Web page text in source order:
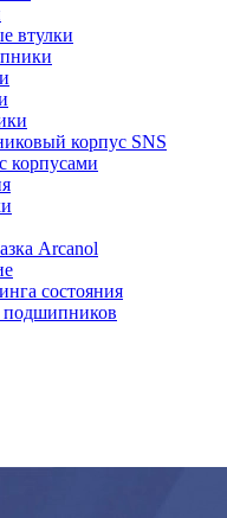
втулки
корпус SNS
корпусами
Arcanol
состояния
подшипников